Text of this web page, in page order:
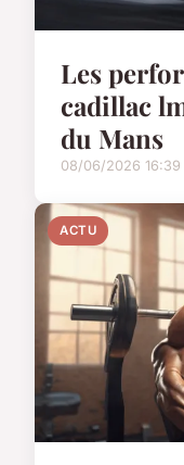
Les
cadillac
du Mans
08/06/2026 16:39
ACTU